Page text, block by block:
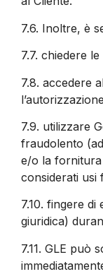
7.6. Inoltre, è
7.7. chiedere le
7.8. accedere
7.9. utilizzare
fraudolento
e/o la
considerati usi
7.10. fingere di
giuridica)
7.11. GLE può